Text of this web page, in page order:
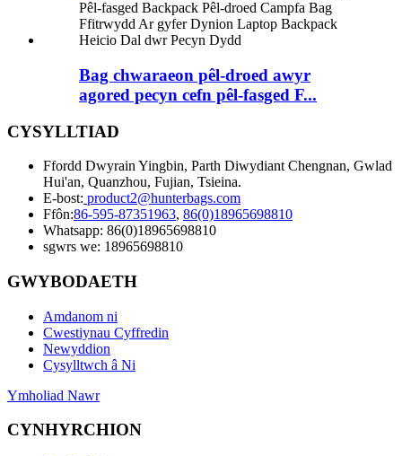
Bag chwaraeon pêl-droed awyr
agored pecyn cefn pêl-fasged F...
CYSYLLTIAD
Ffordd Dwyrain Yingbin, Parth Diwydiant Chengnan, Gwlad
Hui'an, Quanzhou, Fujian, Tsieina.
E-bost: product2@hunterbags.com
Ffôn:86-595-87351963, 86(0)18965698810
Whatsapp: 86(0)18965698810
sgwrs we: 18965698810
GWYBODAETH
Amdanom ni
Cwestiynau Cyffredin
Newyddion
Cysylltwch â Ni
Ymholiad Nawr
CYNHYRCHION